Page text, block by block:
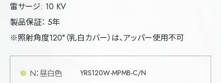
雷サージ: 10 KV
製品保証： 5年
※照射角度120°（乳白カバー）は、アッパー使用不可
N：昼白色 YRS120W-MPMB-C/N